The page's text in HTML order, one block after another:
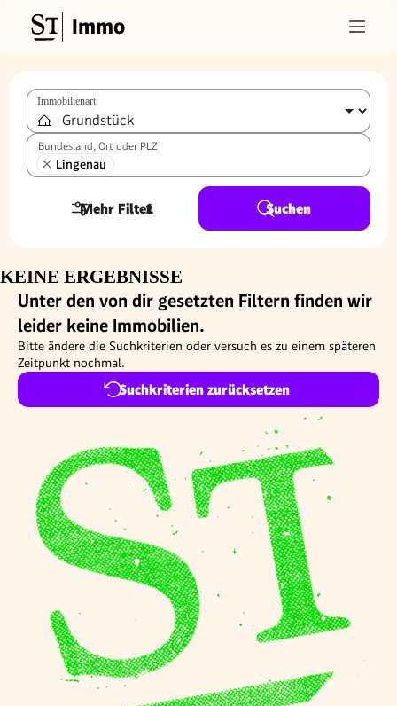
Immo
Immobilienart
Bundesland, Ort oder PLZ
Lingenau
Mehr Filter
1 Suchen
KEINE ERGEBNISSE
Unter den von dir gesetzten Filtern finden wir
leider keine Immobilien.
Bitte ändere die Suchkriterien oder versuch es zu einem späteren
Zeitpunkt nochmal.
Suchkriterien zurücksetzen